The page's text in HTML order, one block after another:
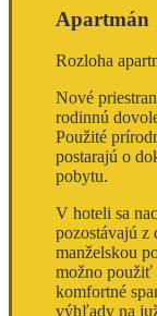
Apartmán
Rozloha
Nové
rodinnú
Použité
postarajú o
pobytu.
V hoteli sa
pozostávajú z
manželskou
možno použiť
komfortné
výhľady na